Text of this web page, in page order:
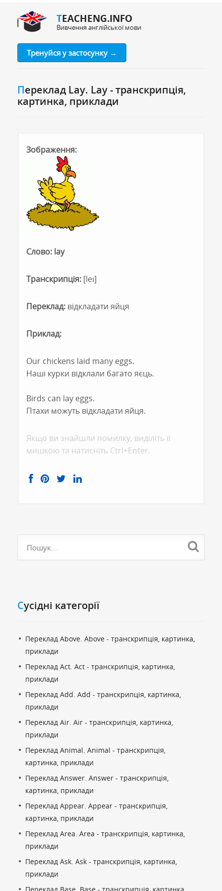
TEACHENG.INFO
Вивчення англійської мови
Тренуйся у застосунку →
Переклад Lay. Lay - транскрипція,
картинка, приклади
Зображення:
Слово: lay
Транскрипція: [leɪ]
Переклад: відкладати яйця
Приклад:
Our chickens laid many eggs.
Наші курки відклали багато яєць.
Birds can lay eggs.
Птахи можуть відкладати яйця.
Якщо ви знайшли помилку, видiлiть її
мишкою та натисніть Ctrl+Enter.
Cусідні категорії
Переклад Above. Above - транскрипція, картинка,
приклади
Переклад Act. Act - транскрипція, картинка,
приклади
Переклад Add. Add - транскрипція, картинка,
приклади
Переклад Air. Air - транскрипція, картинка,
приклади
Переклад Animal. Animal - транскрипція,
картинка, приклади
Переклад Answer. Answer - транскрипція,
картинка, приклади
Переклад Appear. Appear - транскрипція,
картинка, приклади
Переклад Area. Area - транскрипція, картинка,
приклади
Переклад Ask. Ask - транскрипція, картинка,
приклади